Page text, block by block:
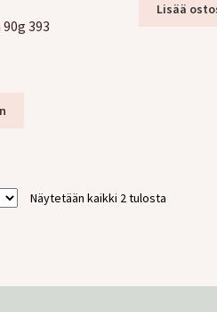
393
Lisää
Näytetään kaikki 2 tulosta